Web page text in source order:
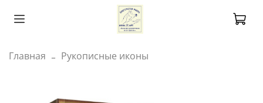
Главная Рукописные иконы